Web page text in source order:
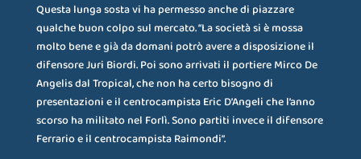
Questa lunga sosta vi ha permesso anche di piazzare
qualche buon colpo sul mercato. “La società si è mossa
molto bene e già da domani potrò avere a disposizione il
difensore Juri Biordi. Poi sono arrivati il portiere Mirco De
Angelis dal Tropical, che non ha certo bisogno di
presentazioni e il centrocampista Eric D’Angeli che l’anno
scorso ha militato nel Forlì. Sono partiti invece il difensore
Ferrario e il centrocampista Raimondi”.